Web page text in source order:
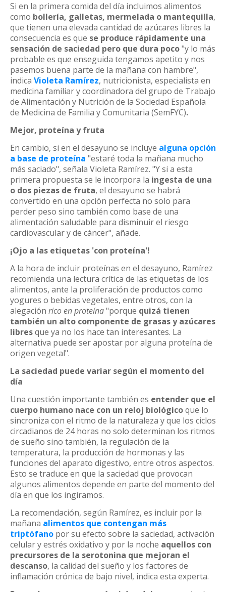
Si en la primera comida del día incluimos alimentos
como bollería, galletas, mermelada o mantequilla,
que tienen una elevada cantidad de azúcares libres la
consecuencia es que se produce rápidamente una
sensación de saciedad pero que dura poco"y lo más
probable es que enseguida tengamos apetito y nos
pasemos buena parte de la mañana con hambre",
indica Violeta Ramírez, nutricionista, especialista en
medicina familiar y coordinadora del grupo de Trabajo
de Alimentación y Nutrición de la Sociedad Española
de Medicina de Familia y Comunitaria (SemFYC).
Mejor, proteína y fruta
En cambio, si en el desayuno se incluye alguna opción
a base de proteína "estaré toda la mañana mucho
más saciado", señala Violeta Ramírez. "Y si a esta
primera propuesta se le incorpora la ingesta de una
o dos piezas de fruta, el desayuno se habrá
convertido en una opción perfecta no solo para
perder peso sino también como base de una
alimentación saludable para disminuir el riesgo
cardiovascular y de cáncer", añade.
¡Ojo a las etiquetas 'con proteína'!
A la hora de incluir proteínas en el desayuno, Ramírez
recomienda una lectura crítica de las etiquetas de los
alimentos, ante la proliferación de productos como
yogures o bebidas vegetales, entre otros, con la
alegación rico en proteína"porque quizá tienen
también un alto componente de grasas y azúcares
libresque ya no los hace tan interesantes. La
alternativa puede ser apostar por alguna proteína de
origen vegetal".
La saciedad puede variar según el momento del
día
Una cuestión importante también es entender que el
cuerpo humano nace con un reloj biológicoque lo
sincroniza con el ritmo de la naturaleza y que los ciclos
circadianos de 24 horas no solo determinan los ritmos
de sueño sino también, la regulación de la
temperatura, la producción de hormonas y las
funciones del aparato digestivo, entre otros aspectos.
Esto se traduce en que la saciedad que provocan
algunos alimentos depende en parte del momento del
día en que los ingiramos.
La recomendación, según Ramírez, es incluir por la
mañana alimentos que contengan más
triptófano por su efecto sobre la saciedad, activación
celular y estrés oxidativo y por la noche aquellos con
precursores de la serotonina que mejoran el
descanso, la calidad del sueño y los factores de
inflamación crónica de bajo nivel, indica esta experta.